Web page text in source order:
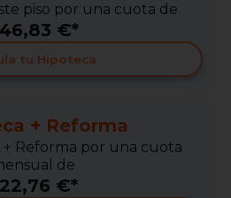
piso por una cuota de
€*
tu Hipoteca
+ Reforma
+ Reforma por una cuota
de
€*